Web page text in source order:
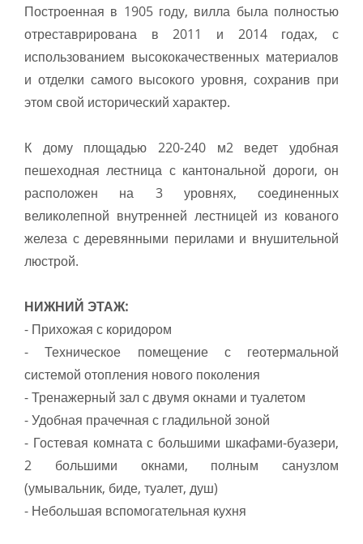
Построенная в 1905 году, вилла была полностью
отреставрирована в 2011 и 2014 годах, с
использованием высококачественных материалов
и отделки самого высокого уровня, сохранив при
этом свой исторический характер.
К дому площадью 220-240 м2 ведет удобная
пешеходная лестница с кантональной дороги, он
расположен на 3 уровнях, соединенных
великолепной внутренней лестницей из кованого
железа с деревянными перилами и внушительной
люстрой.
НИЖНИЙ ЭТАЖ:
- Прихожая с коридором
- Техническое помещение с геотермальной
системой отопления нового поколения
- Тренажерный зал с двумя окнами и туалетом
- Удобная прачечная с гладильной зоной
- Гостевая комната с большими шкафами-буазери,
2 большими окнами, полным санузлом
(умывальник, биде, туалет, душ)
- Небольшая вспомогательная кухня